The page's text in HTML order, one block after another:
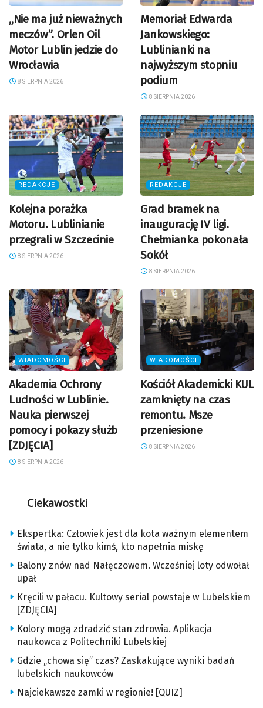
„Nie ma już nieważnych
meczów”. Orlen Oil
Motor Lublin jedzie do
Wrocławia
8 SIERPNIA 2026
Memoriał Edwarda
Jankowskiego:
Lublinianki na
najwyższym stopniu
podium
8 SIERPNIA 2026
REDAKCJE
Kolejna porażka
Motoru. Lublinianie
przegrali w Szczecinie
8 SIERPNIA 2026
REDAKCJE
Grad bramek na
inaugurację IV ligi.
Chełmianka pokonała
Sokół
8 SIERPNIA 2026
WIADOMOŚCI
Akademia Ochrony
Ludności w Lublinie.
Nauka pierwszej
pomocy i pokazy służb
[ZDJĘCIA]
8 SIERPNIA 2026
WIADOMOŚCI
Kościół Akademicki KUL
zamknięty na czas
remontu. Msze
przeniesione
8 SIERPNIA 2026
Ciekawostki
Ekspertka: Człowiek jest dla kota ważnym elementem
świata, a nie tylko kimś, kto napełnia miskę
Balony znów nad Nałęczowem. Wcześniej loty odwołał
upał
Kręcili w pałacu. Kultowy serial powstaje w Lubelskiem
[ZDJĘCIA]
Kolory mogą zdradzić stan zdrowia. Aplikacja
naukowca z Politechniki Lubelskiej
Gdzie „chowa się” czas? Zaskakujące wyniki badań
lubelskich naukowców
Najciekawsze zamki w regionie! [QUIZ]